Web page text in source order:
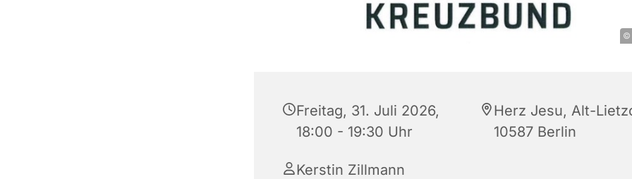
©
Freitag, 31. Juli 2026,
18:00 - 19:30 Uhr
Herz Jesu, Alt-
10587 Berlin
Kerstin Zillmann